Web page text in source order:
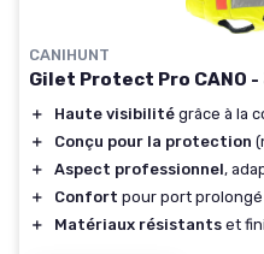
CANIHUNT
Gilet Protect Pro CANO
＋ Haute visibilité grâce à la
＋
Conçu pour la protection
＋
Aspect professionnel,
＋
Confort pour port prolongé
＋
Matériaux résistants et